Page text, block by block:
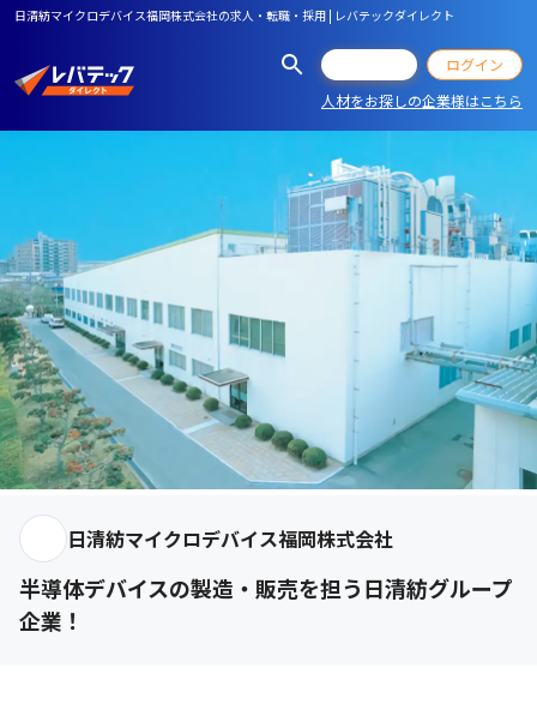
日清紡マイクロデバイス福岡株式会社の求人・転職・採用 | レバテックダイレクト
ログイン
人材をお探しの企業様はこちら
日清紡マイクロデバイス福岡株式会社
半導体デバイスの製造・販売を担う日清紡グループ
企業！